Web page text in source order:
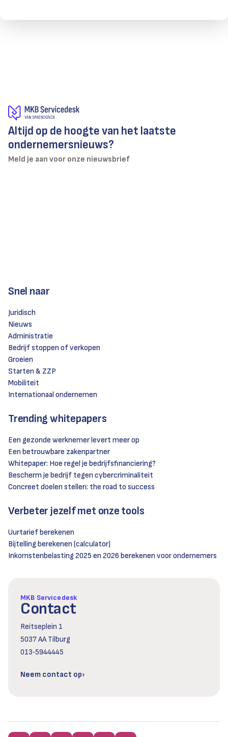
Altijd op de hoogte van het laatste
ondernemersnieuws?
Meld je aan voor onze nieuwsbrief
Snel naar
Juridisch
Nieuws
Administratie
Bedrijf stoppen of verkopen
Groeien
Starten & ZZP
Mobiliteit
Internationaal ondernemen
Trending whitepapers
Een gezonde werknemer levert meer op
Een betrouwbare zakenpartner
Whitepaper: Hoe regel je bedrijfsfinanciering?
Bescherm je bedrijf tegen cybercriminaliteit
Concreet doelen stellen: the road to success
Verbeter jezelf met onze tools
Uurtarief berekenen
Bijtelling berekenen (calculator)
Inkomstenbelasting 2025 en 2026 berekenen voor ondernemers
MKB Servicedesk
Contact
Reitseplein 1
5037 AA Tilburg
013‑5944445
Neem contact op